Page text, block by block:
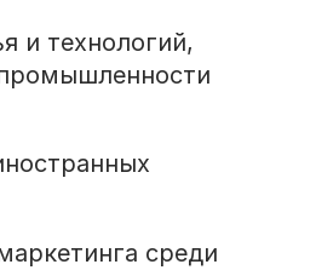
и технологий,
среди